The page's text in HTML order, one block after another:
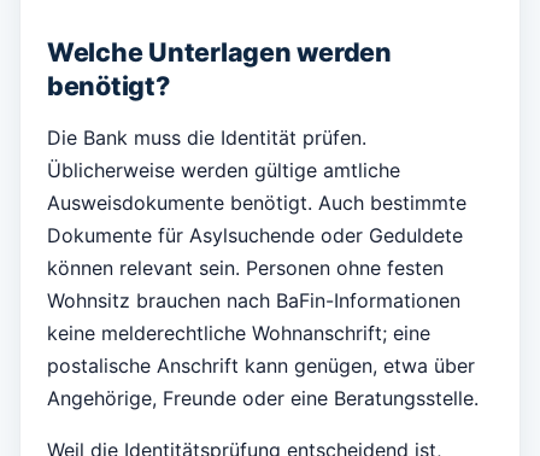
Welche Unterlagen werden
benötigt?
Die Bank muss die Identität prüfen.
Üblicherweise werden gültige amtliche
Ausweisdokumente benötigt. Auch bestimmte
Dokumente für Asylsuchende oder Geduldete
können relevant sein. Personen ohne festen
Wohnsitz brauchen nach BaFin-Informationen
keine melderechtliche Wohnanschrift; eine
postalische Anschrift kann genügen, etwa über
Angehörige, Freunde oder eine Beratungsstelle.
Weil die Identitätsprüfung entscheidend ist,